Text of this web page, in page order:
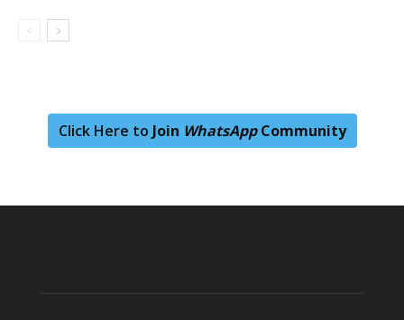
Click Here to Join WhatsAppCommunity